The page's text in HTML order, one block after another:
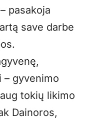
pasakoja
save darbe
– gyvenimo
tokių likimo
Dainoros,